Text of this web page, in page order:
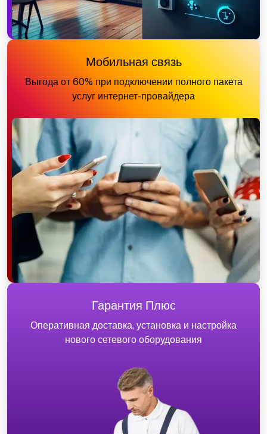
Мобильная связь
Выгода от 60% при подключении полного пакета
услуг интернет-провайдера
Гарантия Плюс
Оперативная доставка, установка и настройка
нового сетевого оборудования